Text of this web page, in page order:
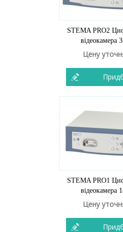
STEMA PRO2
відеокамера
Цену
STEMA PRO1
відеокамера
Цену